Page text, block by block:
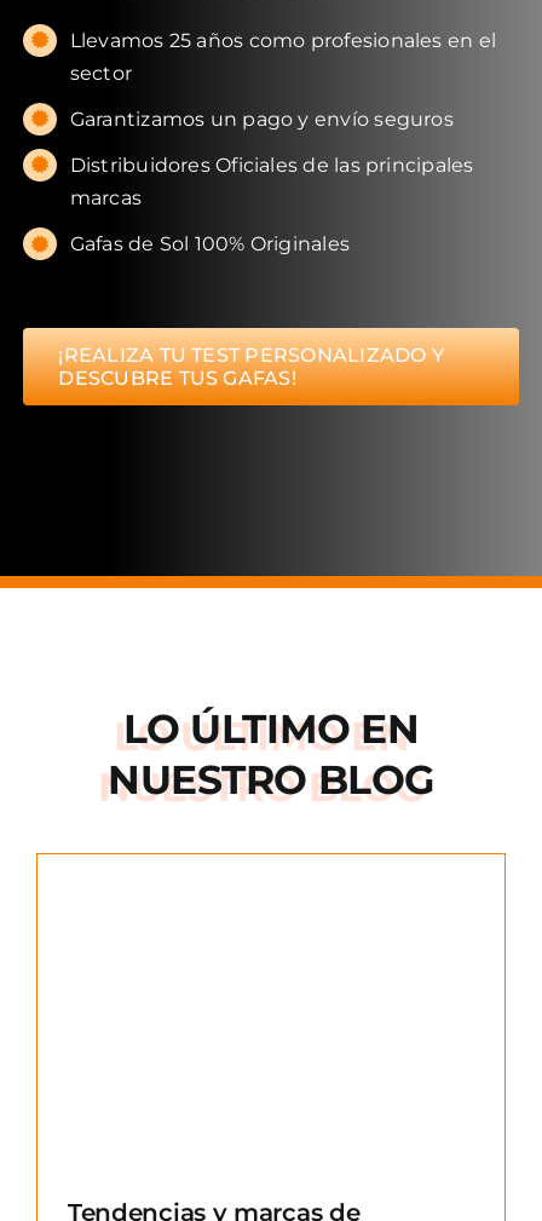
Llevamos 25 años como profesionales en el
sector
Garantizamos un pago y envío seguros
Distribuidores Oficiales de las principales
marcas
Gafas de Sol 100% Originales
¡REALIZA TU TEST PERSONALIZADO Y
DESCUBRE TUS GAFAS!
LO ÚLTIMO EN
NUESTRO BLOG
Tendencias y marcas de